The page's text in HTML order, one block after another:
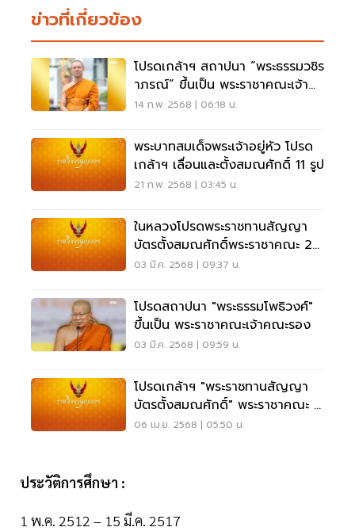
ข่าวที่เกี่ยวข้อง
โปรดเกล้าฯ สถาปนา “พระธรรมวชิร
าภรณ์” ขึ้นเป็น พระราชาคณะเจ้า
คณะรอง
14 ก.พ. 2568 | 06:18 น.
พระบาทสมเด็จพระเจ้าอยู่หัว โปรด
เกล้าฯ เลื่อนและตั้งสมณศักดิ์ 11 รูป
21 ก.พ. 2568 | 03:45 น.
ในหลวงโปรดพระราชทานสัญญา
บัตรตั้งสมณศักดิ์พระราชาคณะ 23
รูป
03 มี.ค. 2568 | 09:37 น.
โปรดสถาปนา "พระธรรมโพธิวงศ์"
ขึ้นเป็น พระราชาคณะเจ้าคณะรอง
03 มี.ค. 2568 | 09:59 น.
โปรดเกล้าฯ "พระราชทานสัญญา
บัตรตั้งสมณศักดิ์" พระราชาคณะ 2
รูป
06 เม.ย. 2568 | 05:50 น.
ประวัติการศึกษา :
1 พ.ค. 2512 – 15 มี.ค. 2517